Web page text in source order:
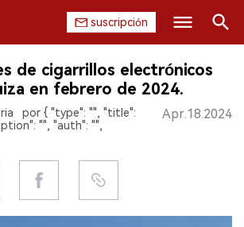
suscripción
Buscar
de cigarrillos electrónicos
en febrero de 2024.
por { "type": "", "title":
"", "auth": "",
Apr.18.2024